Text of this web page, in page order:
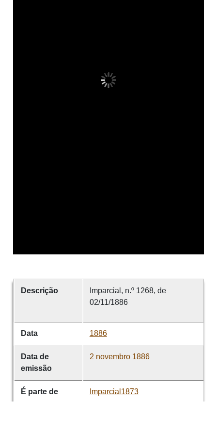
Descrição
Imparcial, n.º 1268, de
02/11/1886
Data 1886
Data de
emissão
2 novembro 1886
É parte de Imparcial1873